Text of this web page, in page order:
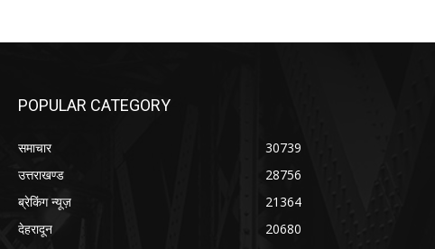
POPULAR CATEGORY
समाचार
30739
उत्तराखण्ड
28756
ब्रेकिंग न्यूज़
21364
देहरादून
20680